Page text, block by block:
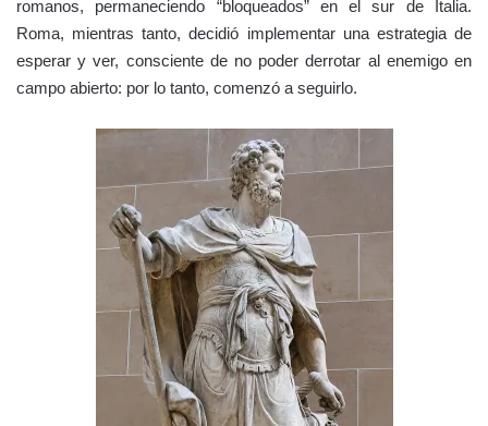
romanos, permaneciendo “bloqueados” en el sur de Italia.
Roma, mientras tanto, decidió implementar una estrategia de
esperar y ver, consciente de no poder derrotar al enemigo en
campo abierto: por lo tanto, comenzó a seguirlo.